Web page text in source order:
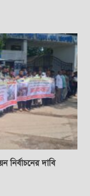
নির্বাচনের দাবি